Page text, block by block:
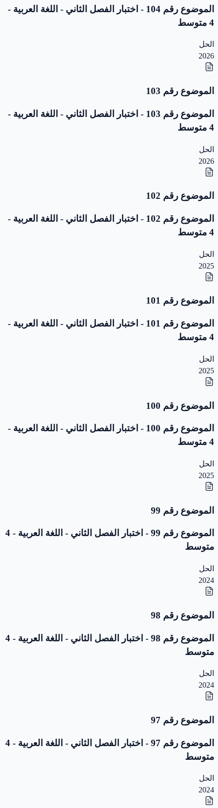
الموضوع رقم 104 - اختبار الفصل الثاني - اللغة العربية -
4 متوسط
الحل
2026
الموضوع رقم 103
الموضوع رقم 103 - اختبار الفصل الثاني - اللغة العربية -
4 متوسط
الحل
2026
الموضوع رقم 102
الموضوع رقم 102 - اختبار الفصل الثاني - اللغة العربية -
4 متوسط
الحل
2025
الموضوع رقم 101
الموضوع رقم 101 - اختبار الفصل الثاني - اللغة العربية -
4 متوسط
الحل
2025
الموضوع رقم 100
الموضوع رقم 100 - اختبار الفصل الثاني - اللغة العربية -
4 متوسط
الحل
2025
الموضوع رقم 99
الموضوع رقم 99 - اختبار الفصل الثاني - اللغة العربية - 4
متوسط
الحل
2024
الموضوع رقم 98
الموضوع رقم 98 - اختبار الفصل الثاني - اللغة العربية - 4
متوسط
الحل
2024
الموضوع رقم 97
الموضوع رقم 97 - اختبار الفصل الثاني - اللغة العربية - 4
متوسط
الحل
2024